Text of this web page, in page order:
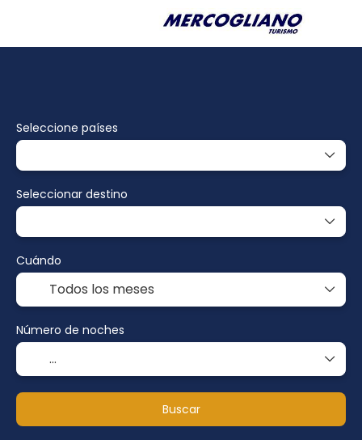
Seleccione países
Seleccionar destino
Cuándo
Número de noches
Buscar